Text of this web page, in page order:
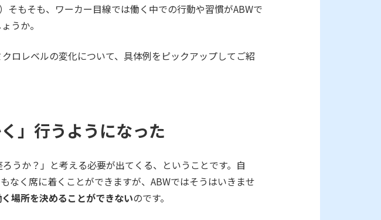
そもそも、ワーカー目線では働く中での行動や習慣がABWで
うか。
ロレベルの変化について、具体例をピックアップしてご紹
」行うようになった
うか？」と考える必要が出てくる、ということです。自
なく席に着くことができますが、ABWではそうはいきませ
場所を決めることができないのです。